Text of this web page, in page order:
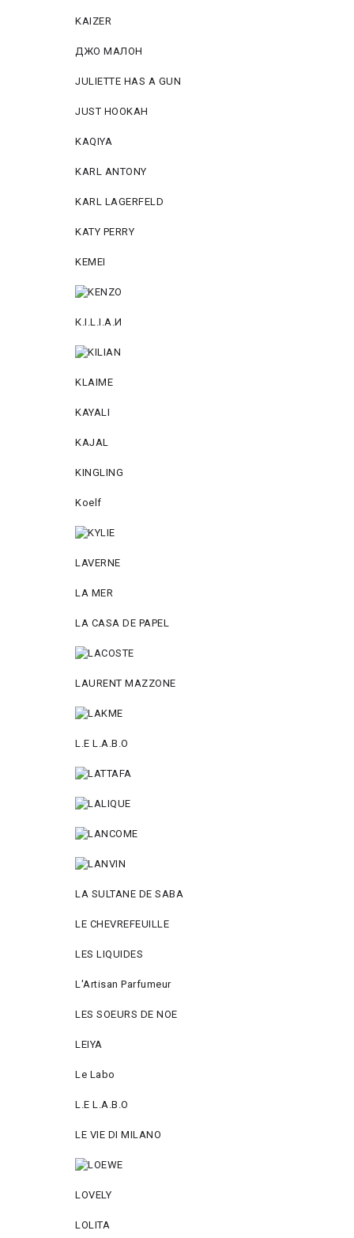
KAIZER
ДЖО МАЛОН
JULIETTE HAS A GUN
JUST HOOKAH
KAQIYA
KARL ANTONY
KARL LAGERFELD
KATY PERRY
KEMEI
К.I.L.I.А.И
KLAIME
KAYALI
KAJAL
KINGLING
Koelf
LAVERNE
LA MER
LA CASA DE PAPEL
LAURENT MAZZONE
L.E L.A.B.O
LA SULTANE DE SABA
LE CHEVREFEUILLE
LES LIQUIDES
L'Artisan Parfumeur
LES SOEURS DE NOE
LEIYA
Le Labo
L.Е L.А.B.О
LE VIE DI MILANO
LOVELY
LOLITA